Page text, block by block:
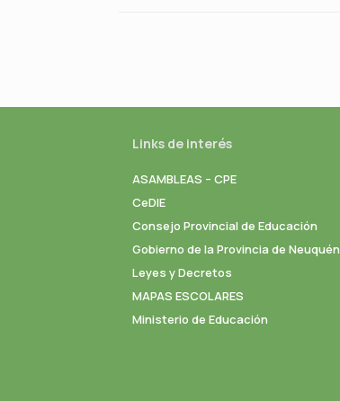
Links de interés
ASAMBLEAS – CPE
CeDIE
Consejo Provincial de Educación
Gobierno de la Provincia de Neuquén
Leyes y Decretos
MAPAS ESCOLARES
Ministerio de Educación